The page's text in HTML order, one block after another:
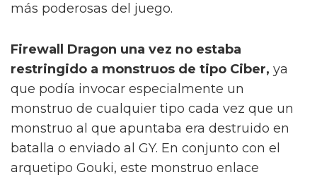
más poderosas del juego.
Firewall Dragon una vez no estaba
restringido a monstruos de tipo Ciber, ya
que podía invocar especialmente un
monstruo de cualquier tipo cada vez que un
monstruo al que apuntaba era destruido en
batalla o enviado al GY. En conjunto con el
arquetipo Gouki, este monstruo enlace